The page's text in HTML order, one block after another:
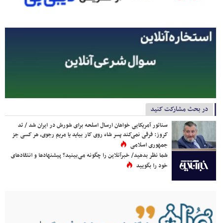
در بحث مشارکت کنید
سناتور آمریکایی خواهان ارسال اسلحه برای شورش در ایران شد / تد
کروز: فرقی نمی‌کند پسر شاه روی کار بیاید یا مریم رجوی، هر کسی جز
جمهوری اسلامی
شما نظر بدهید/ خبرآنلاین را چگونه می‌بینید؟ پیشنهادها و انتقادهای
خود را بگویید